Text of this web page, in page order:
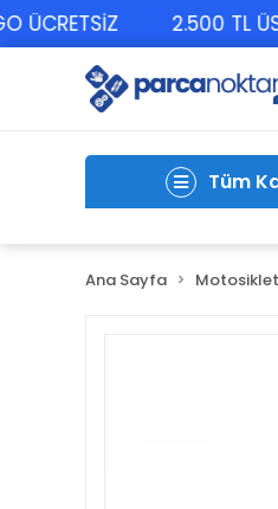
2.500 TL ÜSTÜ
Tüm
Ana Sayfa